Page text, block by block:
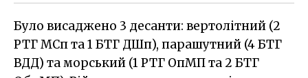
Було висаджено 3 десанти: вертолітний (2
РТГ МСп та 1 БТГ ДШп), парашутний (4 БТГ
ВДД) та морський (1 РТГ ОпМП та 2 БТГ